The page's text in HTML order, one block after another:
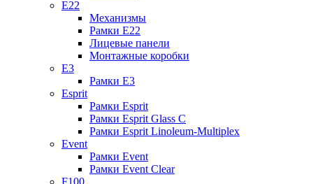
E22
Механизмы
Рамки E22
Лицевые панели
Монтажные коробки
E3
Рамки E3
Esprit
Рамки Esprit
Рамки Esprit Glass C
Рамки Esprit Linoleum-Multiplex
Event
Рамки Event
Рамки Event Clear